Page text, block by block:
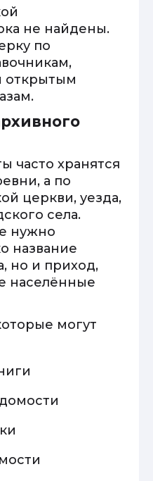
не найдены.
по
открытым
часто хранятся
а по
церкви, уезда,
села.
нужно
название
но и приход,
населённые
могут